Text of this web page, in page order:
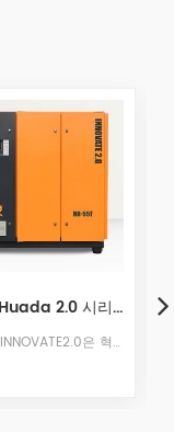
132kw Huada 2.0 시리즈 2단 영구 자석 가변 주파수 스크류 압축기
Huada INNOVATE2.0은 혁신적으로 개발된 차세대 전문 영구 자석 가변 주파수 스크류 공기 압축기입니다.